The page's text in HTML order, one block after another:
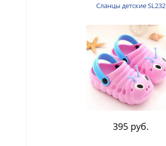
Сланцы детские SL232
395 руб.